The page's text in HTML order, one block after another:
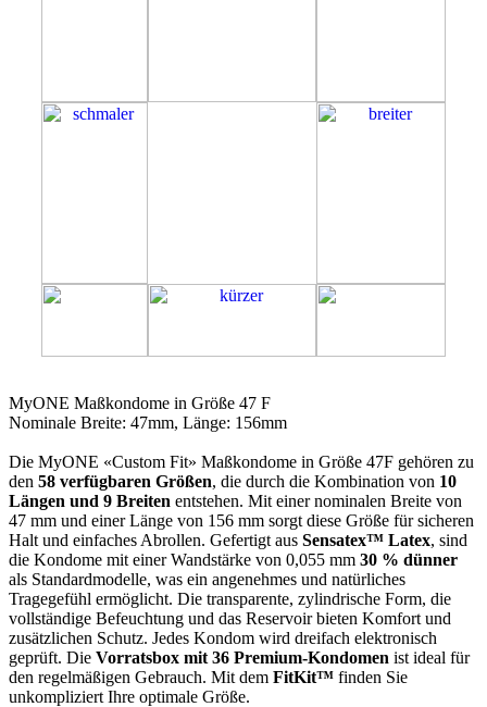
MyONE Maßkondome in Größe 47 F
Nominale Breite: 47mm, Länge: 156mm
Die MyONE «Custom Fit» Maßkondome in Größe 47F gehören zu
den 58 verfügbaren Größen, die durch die Kombination von 10
Längen und 9 Breiten entstehen. Mit einer nominalen Breite von
47 mm und einer Länge von 156 mm sorgt diese Größe für sicheren
Halt und einfaches Abrollen. Gefertigt aus Sensatex™ Latex, sind
die Kondome mit einer Wandstärke von 0,055 mm 30 % dünner
als Standardmodelle, was ein angenehmes und natürliches
Tragegefühl ermöglicht. Die transparente, zylindrische Form, die
vollständige Befeuchtung und das Reservoir bieten Komfort und
zusätzlichen Schutz. Jedes Kondom wird dreifach elektronisch
geprüft. Die Vorratsbox mit 36 Premium-Kondomen ist ideal für
den regelmäßigen Gebrauch. Mit dem FitKit™ finden Sie
unkompliziert Ihre optimale Größe.